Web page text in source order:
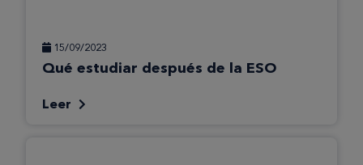
15/09/2023
Qué estudiar después de la ESO
Leer